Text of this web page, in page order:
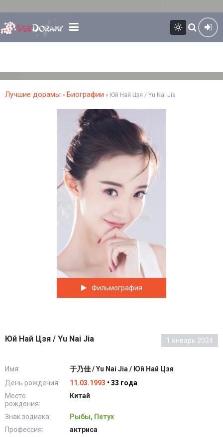
Лучшие дорамы » Биографии » Юй Най Цзя / Yu Nai Jia
Фильмография
Юй Най Цзя / Yu Nai Jia 1 январь 2024
Имя:
于乃佳 / Yu Nai Jia / Юй Най Цзя
День рождения:
11.03.1993 • 33 года
Место
рождения:
Китай
Знак зодиака:
Рыбы, Петух
Профессия:
актриса